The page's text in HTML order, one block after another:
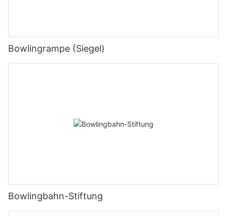
Bowlingrampe (Siegel)
Bowlingbahn-Stiftung